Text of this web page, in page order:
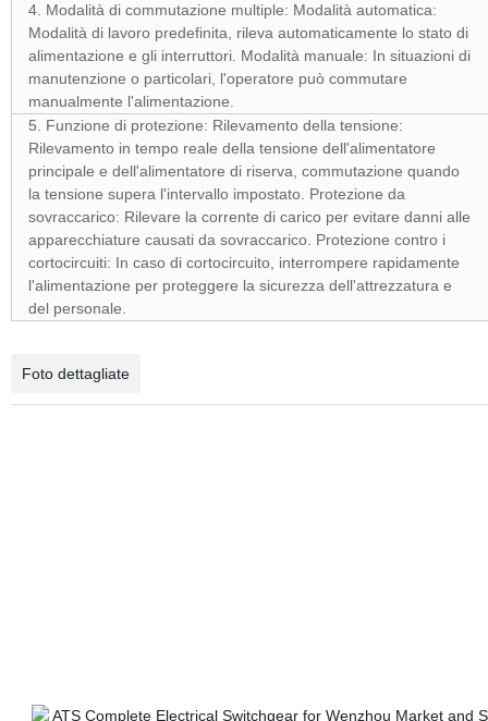
4. Modalità di commutazione multiple: Modalità automatica:
Modalità di lavoro predefinita, rileva automaticamente lo stato di
alimentazione e gli interruttori. Modalità manuale: In situazioni di
manutenzione o particolari, l'operatore può commutare
manualmente l'alimentazione.
5. Funzione di protezione: Rilevamento della tensione:
Rilevamento in tempo reale della tensione dell'alimentatore
principale e dell'alimentatore di riserva, commutazione quando
la tensione supera l'intervallo impostato. Protezione da
sovraccarico: Rilevare la corrente di carico per evitare danni alle
apparecchiature causati da sovraccarico. Protezione contro i
cortocircuiti: In caso di cortocircuito, interrompere rapidamente
l'alimentazione per proteggere la sicurezza dell'attrezzatura e
del personale.
Foto dettagliate